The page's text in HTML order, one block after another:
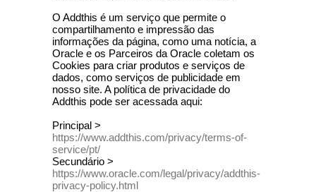
O Addthis é um serviço que permite o
compartilhamento e impressão das
informações da página, como uma notícia, a
Oracle e os Parceiros da Oracle coletam os
Cookies para criar produtos e serviços de
dados, como serviços de publicidade em
nosso site. A política de privacidade do
Addthis pode ser acessada aqui:
Principal >
https://www.addthis.com/privacy/terms-of-
service/pt/
Secundário >
https://www.oracle.com/legal/privacy/addthis-
privacy-policy.html